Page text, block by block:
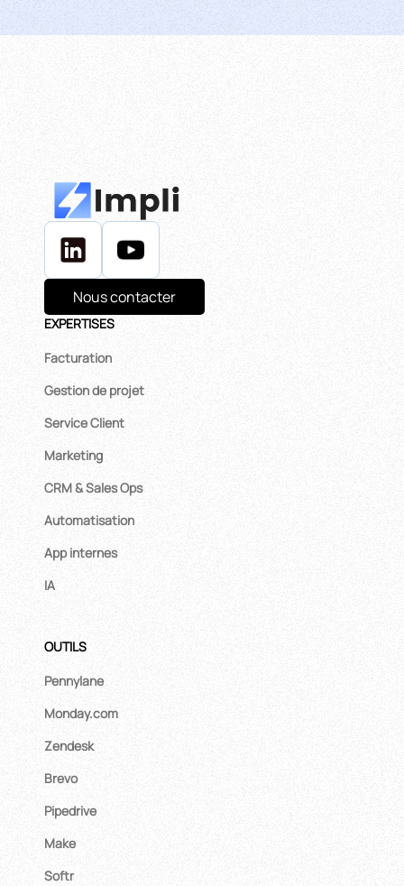
Nous contacter
EXPERTISES
Facturation
Gestion de projet
Service Client
Marketing
CRM & Sales Ops
Automatisation
App internes
IA
OUTILS
Pennylane
Monday.com
Zendesk
Brevo
Pipedrive
Make
Softr